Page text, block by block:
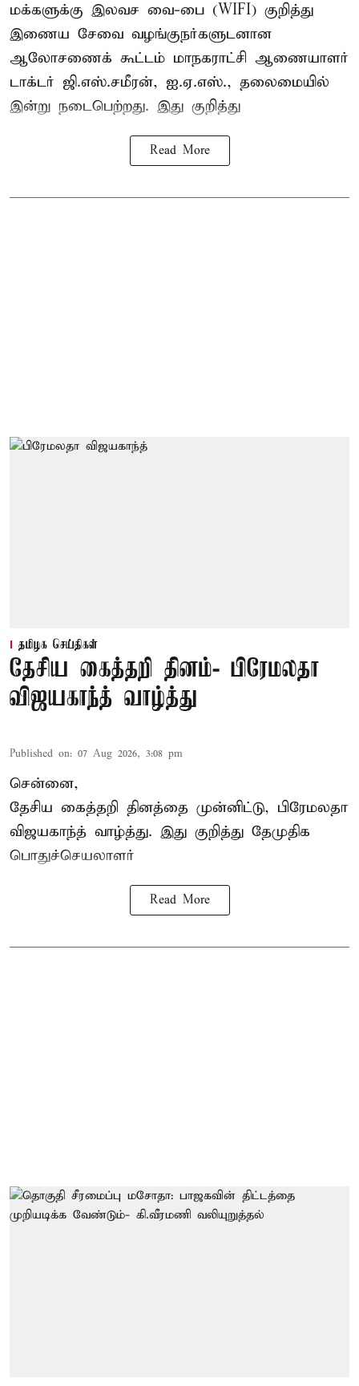
மக்களுக்கு இலவச வை-பை (WIFI) குறித்து
இணைய சேவை வழங்குநர்களுடனான
ஆலோசணைக் கூட்டம் மாநகராட்சி ஆணையாளர்
டாக்டர் ஜி.எஸ்.சமீரன், ஐ.ஏ.எஸ்., தலைமையில்
இன்று நடைபெற்றது. இது குறித்து
Read More
தமிழக செய்திகள்
தேசிய கைத்தறி தினம்- பிரேமலதா
விஜயகாந்த் வாழ்த்து
Published on: 07 Aug 2026, 3:08 pm
சென்னை,
தேசிய கைத்தறி தினத்தை முன்னிட்டு, பிரேமலதா
விஜயகாந்த் வாழ்த்து. இது குறித்து தேமுதிக
பொதுச்செயலாளர்
Read More